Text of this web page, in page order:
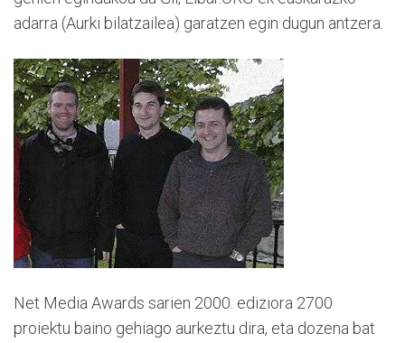
adarra (Aurki bilatzailea) garatzen egin dugun antzera.
Net Media Awards sarien 2000. ediziora 2700
proiektu baino gehiago aurkeztu dira, eta dozena bat